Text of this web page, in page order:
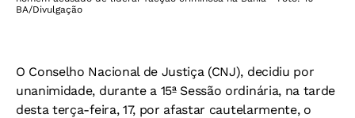
BA/Divulgação
O Conselho Nacional de Justiça (CNJ), decidiu por
unanimidade, durante a 15ª Sessão ordinária, na tarde
desta terça-feira, 17, por afastar cautelarmente, o